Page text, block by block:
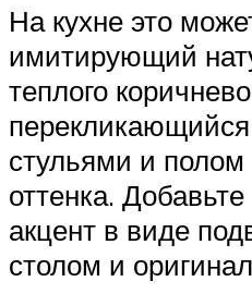
На кухне это
имитирующий
теплого
стульями и полом
оттенка.
акцент в виде
столом и